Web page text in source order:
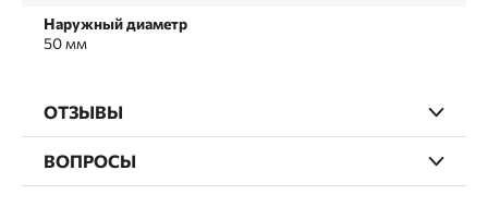
Наружный диаметр
50 мм
ОТЗЫВЫ
ВОПРОСЫ